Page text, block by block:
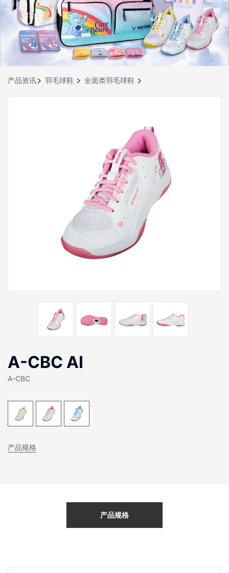
产品资讯 羽毛球鞋 全面类羽毛球鞋
A-CBC AI
A-CBC
产品规格
产品规格